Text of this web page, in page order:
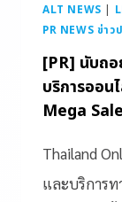
ALT NEWS |
PR NEWS ข่า
[PR] นับถอ
บริการออ
Mega Sale
Thailand
และบริการ